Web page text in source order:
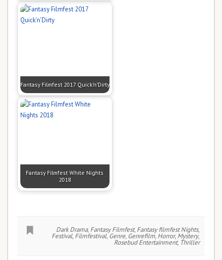
Fantasy Filmfest 2017 Quick’n’Dirty
Fantasy Filmfest White Nights
2018
Dark Drama, Fantasy Filmfest, Fantasy filmfest Nights,
Festival, Filmfestival,Genre, Genrefilm, Horror, Mystery,
Rosebud Entertainment, Thriller